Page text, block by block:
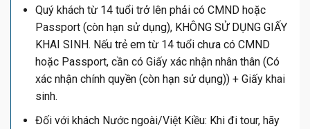
Quý khách từ 14 tuổi trở lên phải có CMND hoặc
Passport (còn hạn sử dụng), KHÔNG SỬ DỤNG GIẤY
KHAI SINH. Nếu trẻ em từ 14 tuổi chưa có CMND
hoặc Passport, cần có Giấy xác nhận nhân thân (Có
xác nhận chính quyền (còn hạn sử dụng)) + Giấy khai
sinh.
Đối với khách Nước ngoài/Việt Kiều: Khi đi tour, hãy